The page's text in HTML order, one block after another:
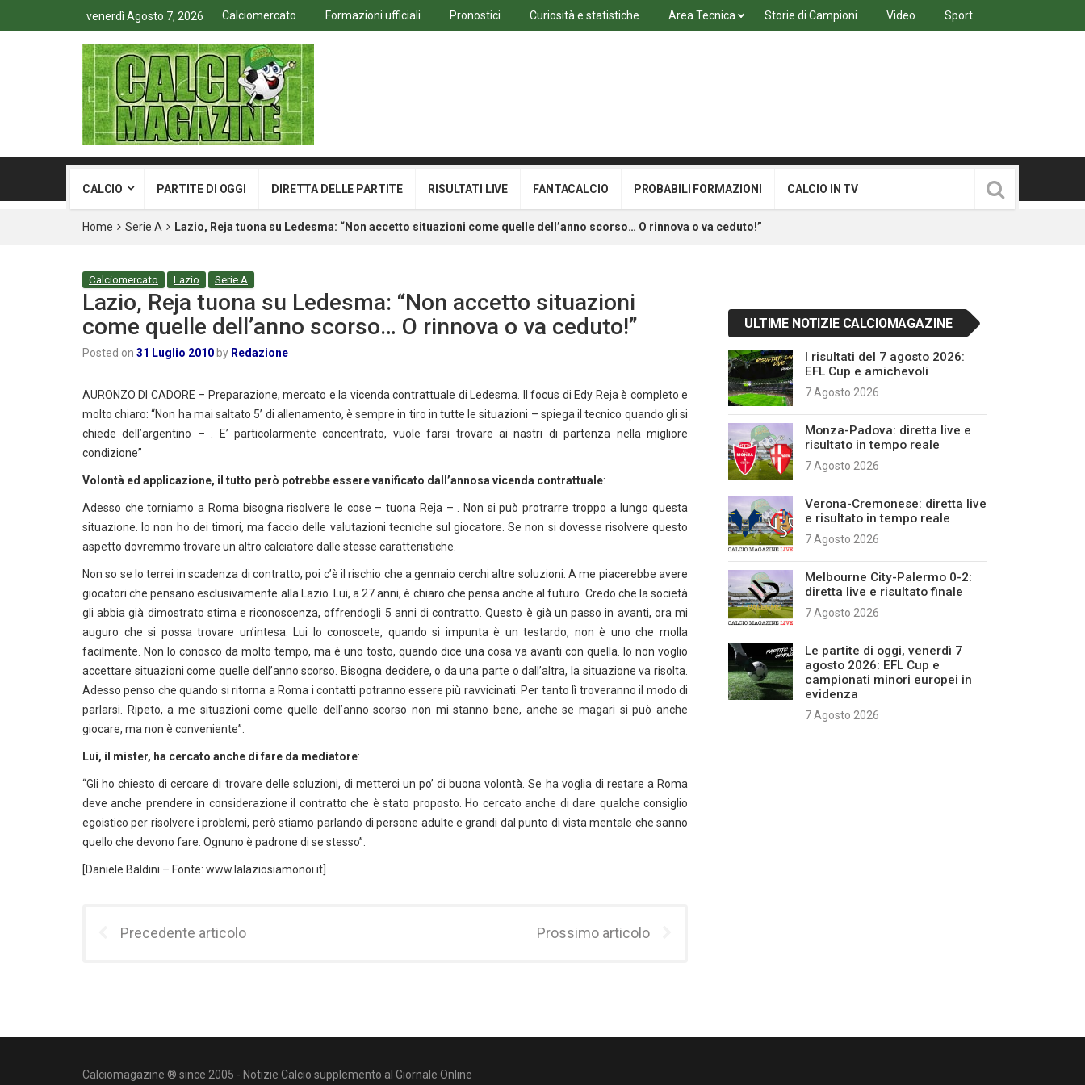
venerdì Agosto 7, 2026 Calciomercato Formazioni ufficiali Pronostici Curiosità e statistiche Area Tecnica Storie di Campioni Video Sport
CALCIO PARTITE DI OGGI DIRETTA DELLE PARTITE RISULTATI LIVE FANTACALCIO PROBABILI FORMAZIONI CALCIO IN TV
Home Serie A Lazio, Reja tuona su Ledesma: “Non accetto situazioni come quelle dell’anno scorso… O rinnova o va ceduto!”
Calciomercato Lazio Serie A
Lazio, Reja tuona su Ledesma: “Non accetto situazioni
come quelle dell’anno scorso… O rinnova o va ceduto!”
Posted on 31 Luglio 2010 by Redazione
AURONZO DI CADORE – Preparazione, mercato e la vicenda contrattuale di Ledesma. Il focus di Edy Reja è completo e
molto chiaro: “Non ha mai saltato 5’ di allenamento, è sempre in tiro in tutte le situazioni – spiega il tecnico quando gli si
chiede dell’argentino – . E’ particolarmente concentrato, vuole farsi trovare ai nastri di partenza nella migliore
condizione”
Volontà ed applicazione, il tutto però potrebbe essere vanificato dall’annosa vicenda contrattuale:
Adesso che torniamo a Roma bisogna risolvere le cose – tuona Reja – . Non si può protrarre troppo a lungo questa
situazione. Io non ho dei timori, ma faccio delle valutazioni tecniche sul giocatore. Se non si dovesse risolvere questo
aspetto dovremmo trovare un altro calciatore dalle stesse caratteristiche.
Non so se lo terrei in scadenza di contratto, poi c’è il rischio che a gennaio cerchi altre soluzioni. A me piacerebbe avere
giocatori che pensano esclusivamente alla Lazio. Lui, a 27 anni, è chiaro che pensa anche al futuro. Credo che la società
gli abbia già dimostrato stima e riconoscenza, offrendogli 5 anni di contratto. Questo è già un passo in avanti, ora mi
auguro che si possa trovare un’intesa. Lui lo conoscete, quando si impunta è un testardo, non è uno che molla
facilmente. Non lo conosco da molto tempo, ma è uno tosto, quando dice una cosa va avanti con quella. Io non voglio
accettare situazioni come quelle dell’anno scorso. Bisogna decidere, o da una parte o dall’altra, la situazione va risolta.
Adesso penso che quando si ritorna a Roma i contatti potranno essere più ravvicinati. Per tanto lì troveranno il modo di
parlarsi. Ripeto, a me situazioni come quelle dell’anno scorso non mi stanno bene, anche se magari si può anche
giocare, ma non è conveniente”.
Lui, il mister, ha cercato anche di fare da mediatore:
“Gli ho chiesto di cercare di trovare delle soluzioni, di metterci un po’ di buona volontà. Se ha voglia di restare a Roma
deve anche prendere in considerazione il contratto che è stato proposto. Ho cercato anche di dare qualche consiglio
egoistico per risolvere i problemi, però stiamo parlando di persone adulte e grandi dal punto di vista mentale che sanno
quello che devono fare. Ognuno è padrone di se stesso”.
[Daniele Baldini – Fonte: www.lalaziosiamonoi.it]
Precedente articolo Prossimo articolo
ULTIME NOTIZIE CALCIOMAGAZINE
I risultati del 7 agosto 2026:
EFL Cup e amichevoli
7 Agosto 2026
Monza-Padova: diretta live e
risultato in tempo reale
7 Agosto 2026
Verona-Cremonese: diretta live
e risultato in tempo reale
7 Agosto 2026
Melbourne City-Palermo 0-2:
diretta live e risultato finale
7 Agosto 2026
Le partite di oggi, venerdì 7
agosto 2026: EFL Cup e
campionati minori europei in
evidenza
7 Agosto 2026
Calciomagazine ® since 2005 - Notizie Calcio supplemento al Giornale Online